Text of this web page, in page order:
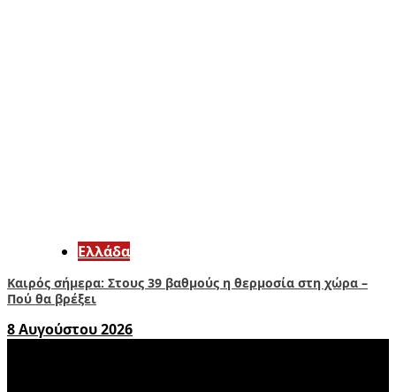
Ελλάδα
Καιρός σήμερα: Στους 39 βαθμούς η θερμοσία στη χώρα –
Πού θα βρέξει
8 Αυγούστου 2026